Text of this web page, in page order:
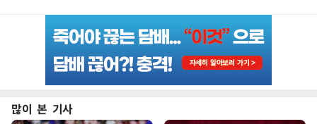
많이 본 기사